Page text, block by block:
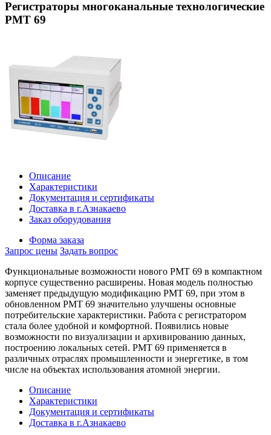
Регистраторы многоканальные технологические
РМТ 69
Описание
Характеристики
Документация и сертификаты
Доставка в г.Азнакаево
Заказ оборудования
Форма заказа
Запрос цены Задать вопрос
Функциональные возможности нового РМТ 69 в компактном
корпусе существенно расширены. Новая модель полностью
заменяет предыдущую модификацию РМТ 69, при этом в
обновленном РМТ 69 значительно улучшены основные
потребительские характеристики. Работа с регистратором
стала более удобной и комфортной. Появились новые
возможности по визуализации и архивированию данных,
построению локальных сетей. РМТ 69 применяется в
различных отраслях промышленности и энергетике, в том
числе на объектах использования атомной энергии.
Описание
Характеристики
Документация и сертификаты
Доставка в г.Азнакаево